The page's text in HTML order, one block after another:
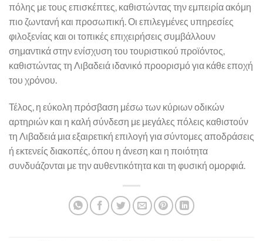
πόλης με τους επισκέπτες, καθιστώντας την εμπειρία ακόμη
πιο ζωντανή και προσωπική. Οι επιλεγμένες υπηρεσίες
φιλοξενίας και οι τοπικές επιχειρήσεις συμβάλλουν
σημαντικά στην ενίσχυση του τουριστικού προϊόντος,
καθιστώντας τη Λιβαδειά ιδανικό προορισμό για κάθε εποχή
του χρόνου.
Τέλος, η εύκολη πρόσβαση μέσω των κύριων οδικών
αρτηριών και η καλή σύνδεση με μεγάλες πόλεις καθιστούν
τη Λιβαδειά μια εξαιρετική επιλογή για σύντομες αποδράσεις
ή εκτενείς διακοπές, όπου η άνεση και η ποιότητα
συνδυάζονται με την αυθεντικότητα και τη φυσική ομορφιά.